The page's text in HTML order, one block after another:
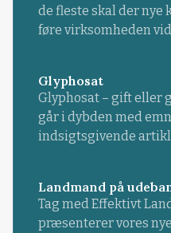
de fleste skal der
føre virksomheden
Glyphosat
Glyphosat – gift eller
går i dybden med
indsigtsgivende
Landmand på
Tag med Effektivt
præsenterer vores